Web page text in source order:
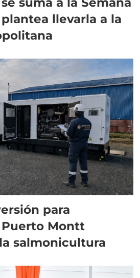
llevarla a la
para
Montt
salmonicultura